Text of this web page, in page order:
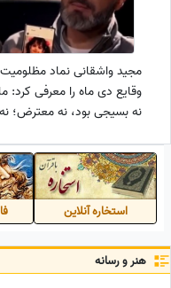
مجید واشقانی نماد مظلومیت
وقایع دی ماه را معرفی کرد:
نه بسیجی بود، نه معترض؛ نه
درگیری‌ها شرکت
استخاره آنلاین
هنر و رسانه